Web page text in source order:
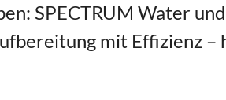
SPECTRUM Water
mit Effizienz